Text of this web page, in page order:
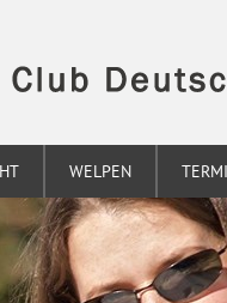
WELPEN